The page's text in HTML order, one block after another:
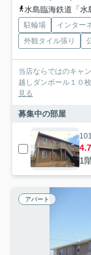
水島臨海鉄道「水
駐輪場 インター
外観タイル張り
当店ならではのキャ
越しダンボール１０
見る
募集中の部屋
101
1
アパート